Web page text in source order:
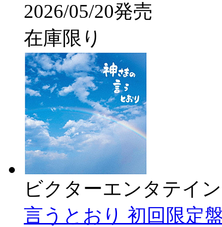
2026/05/20発売
在庫限り
ビクターエンタテイ
言うとおり 初回限定